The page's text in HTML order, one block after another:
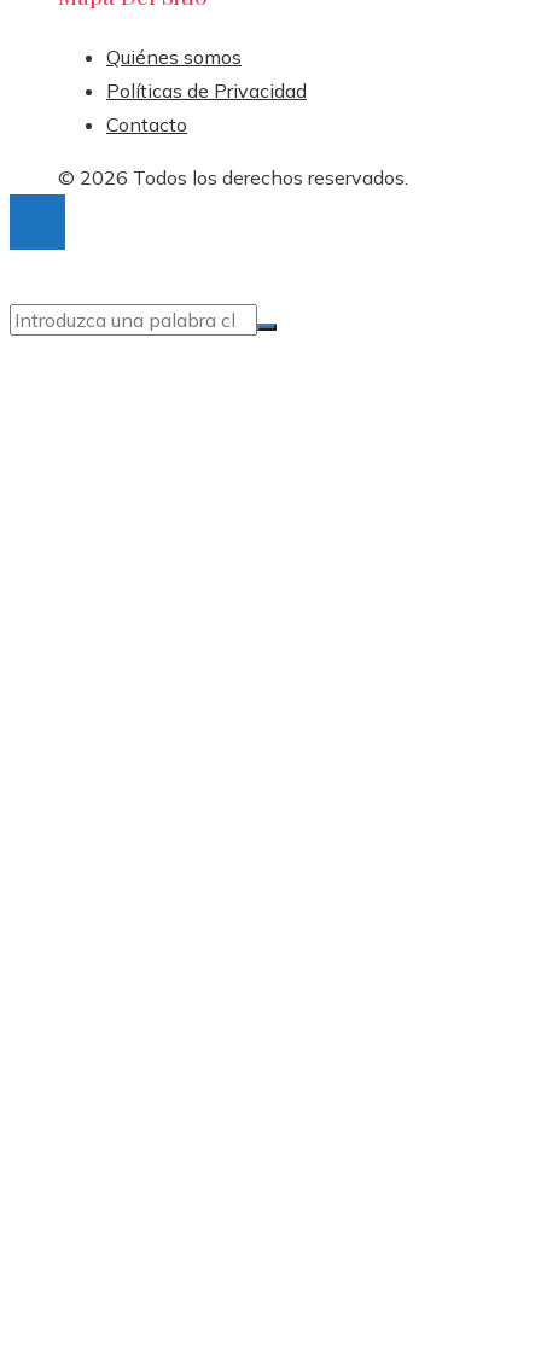
Quiénes somos
Políticas de Privacidad
Contacto
© 2026 Todos los derechos reservados.